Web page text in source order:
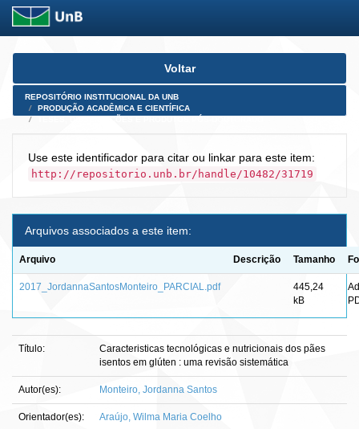
Skip
Voltar
REPOSITÓRIO INSTITUCIONAL DA UNB
PRODUÇÃO ACADÊMICA E CIENTÍFICA
Use este identificador para citar ou linkar para este item:
http://repositorio.unb.br/handle/10482/31719
Arquivos associados a este item:
Arquivo Descrição Tamanho
2017_JordannaSantosMonteiro_PARCIAL.pdf
445,24
kB
Título:
Caracteristicas tecnológicas e nutricionais dos pães
isentos em glúten : uma revisão sistemática
Autor(es): Monteiro, Jordanna Santos
Orientador(es): Araújo, Wilma Maria Coelho